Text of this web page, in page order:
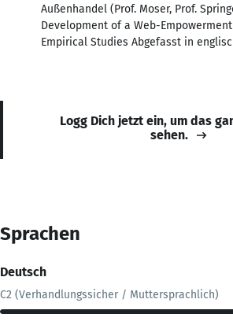
Außenhandel (Prof. Moser, Prof.
Development of a Web-
Empirical Studies Abgefasst in
Logg Dich jetzt ein, um das
sehen.
Sprachen
Deutsch
C2 (Verhandlungssicher / Muttersprachlich)